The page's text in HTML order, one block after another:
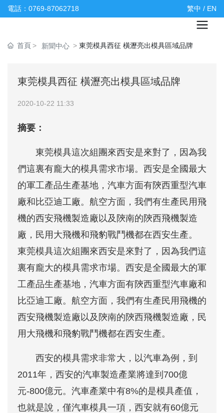
電話：0769-87062718 繁中 / EN
首頁 新聞中心 東莞模具西征 橫瀝亮出模具區域品牌
東莞模具西征 橫瀝亮出模具區域品牌
2020-10-22 11:33
摘要：
東莞模具這次組團來西安是來對了，因為我
們這裏有龐大的模具需求市場。西安是全國最大
的軍工產品生產基地，汽車方面有陝西重型汽車
廠和比亞迪工廠。航空方面，我們有生產民用飛
機的西安飛機製造廠以及陝南的陝西飛機製造
廠，民用大飛機和飛豹戰鬥機都在西安生產。
東莞模具這次組團來西安是來對了，因為我們這
裏有龐大的模具需求市場。西安是全國最大的軍
工產品生產基地，汽車方面有陝西重型汽車廠和
比亞迪工廠。航空方面，我們有生產民用飛機的
西安飛機製造廠以及陝南的陝西飛機製造廠，民
用大飛機和飛豹戰鬥機都在西安生產。
西安的模具需求非常大，以汽車為例，到
2011年，西安的汽車製造產業將達到700億
元-800億元。汽車產業中有8%的是模具產值，
也就是說，僅汽車模具一項，西安就有60億元